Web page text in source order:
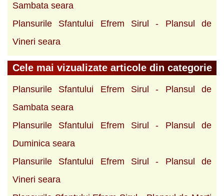
Sambata seara
Plansurile Sfantului Efrem Sirul - Plansul de
Vineri seara
Cele mai vizualizate articole din categorie
Plansurile Sfantului Efrem Sirul - Plansul de
Sambata seara
Plansurile Sfantului Efrem Sirul - Plansul de
Duminica seara
Plansurile Sfantului Efrem Sirul - Plansul de
Vineri seara